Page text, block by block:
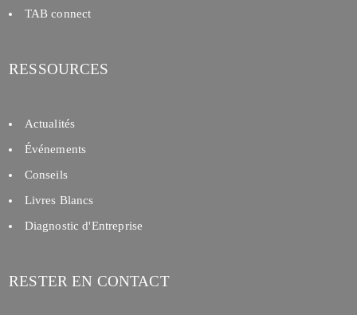
TAB connect
RESSOURCES
Actualités
Événements
Conseils
Livres Blancs
Diagnostic d'Entreprise
RESTER EN CONTACT